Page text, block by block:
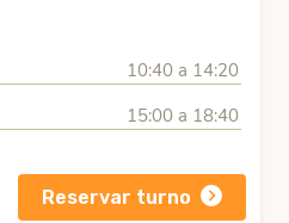
10:40 a 14:20
15:00 a 18:40
Reservar turno